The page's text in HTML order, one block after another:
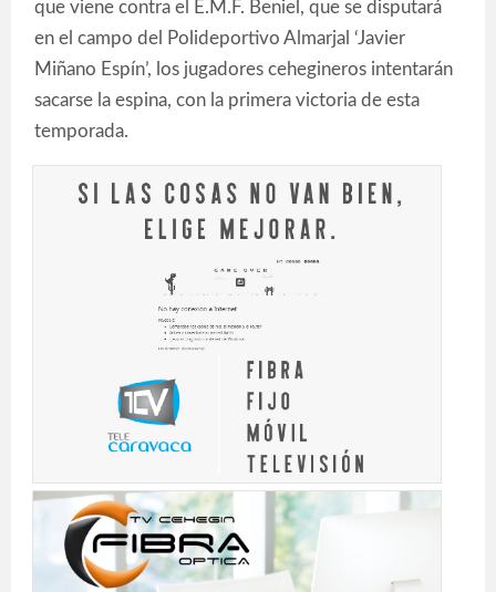
que viene contra el E.M.F. Beniel, que se disputará
en el campo del Polideportivo Almarjal ‘Javier
Miñano Espín’, los jugadores cehegineros intentarán
sacarse la espina, con la primera victoria de esta
temporada.